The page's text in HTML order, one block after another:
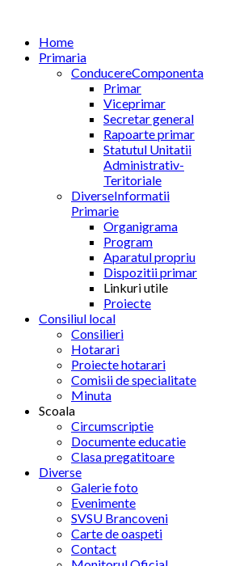
Home
Primaria
ConducereComponenta
Primar
Viceprimar
Secretar general
Rapoarte primar
Statutul Unitatii
Administrativ-
Teritoriale
DiverseInformatii
Primarie
Organigrama
Program
Aparatul propriu
Dispozitii primar
Linkuri utile
Proiecte
Consiliul local
Consilieri
Hotarari
Proiecte hotarari
Comisii de specialitate
Minuta
Scoala
Circumscriptie
Documente educatie
Clasa pregatitoare
Diverse
Galerie foto
Evenimente
SVSU Brancoveni
Carte de oaspeti
Contact